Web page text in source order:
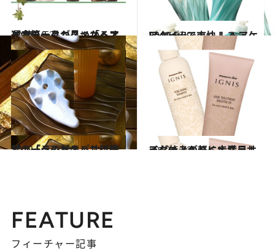
2012.10.2
運命の一品が見つかるオーガニックコスメ「ヘアケア篇」
ビューティ＆ヘルス 2012.5.29
La Visuiで爽快！ ヘアケアタイム
ビューティ＆ヘルス
2012.5.27
アユーラのビカッサに待望の「ヘッドスパ」誕生
ビューティ＆ヘルス 2012.5.22
イグニスの軽くてサラサラな仕上がりに大満足！
ビューティ＆ヘルス
FEATURE
フィーチャー記事